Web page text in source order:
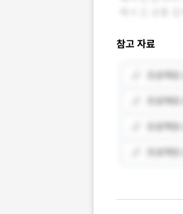
참고 자료